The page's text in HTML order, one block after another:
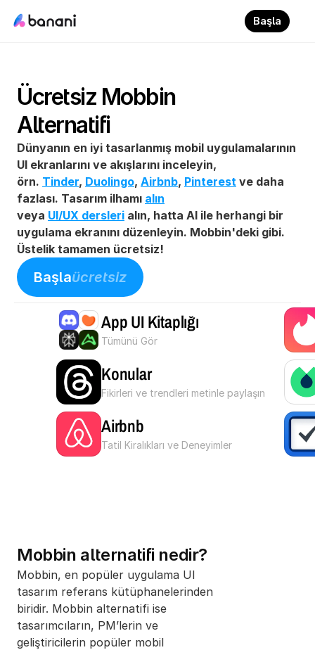
Başla
Ücretsiz Mobbin
Alternatifi
Dünyanın en iyi tasarlanmış mobil uygulamalarının
UI ekranlarını ve akışlarını inceleyin,
örn. Tinder, Duolingo, Airbnb, Pinterest ve daha
fazlası. Tasarım ilhamı alın
veya UI/UX dersleri alın, hatta AI ile herhangi bir
uygulama ekranını düzenleyin. Mobbin'deki gibi.
Üstelik tamamen ücretsiz!
Başlaücretsiz
App UI Kitaplığı
Tümünü Gör
Konular
Fikirleri ve trendleri metinle paylaşın
Airbnb
Tatil Kiralıkları ve Deneyimler
Mobbin alternatifi nedir?
Mobbin, en popüler uygulama UI
tasarım referans kütüphanelerinden
biridir. Mobbin alternatifi ise
tasarımcıların, PM’lerin ve
geliştiricilerin popüler mobil